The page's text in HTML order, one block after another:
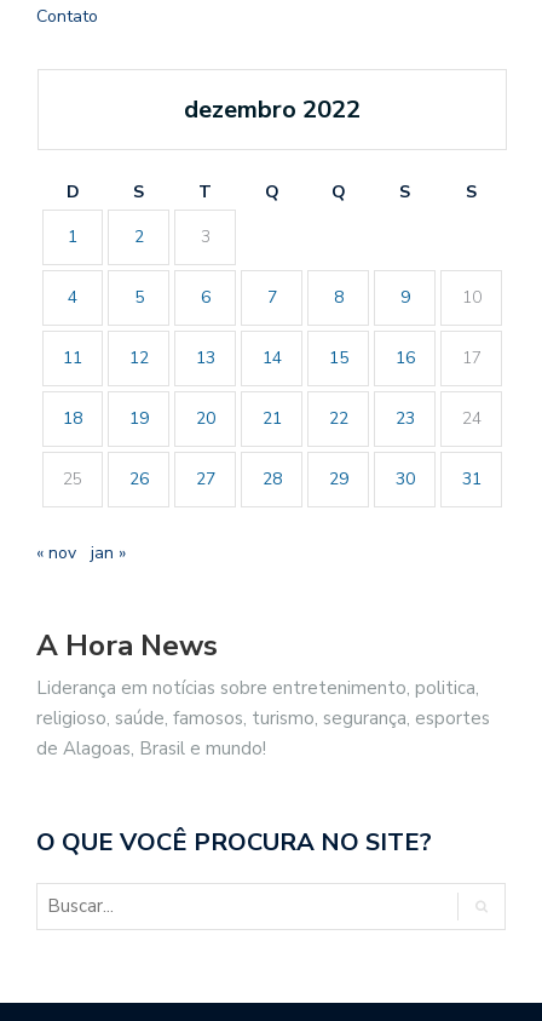
Contato
dezembro 2022
D S T Q Q S
S
1
2 3
4 5 6 7 8 9 10
11 12 13 14 15 16 17
18 19 20 21 22 23 24
25 26 27 28 29 30 31
« nov jan »
A Hora News
Liderança em notícias sobre entretenimento, politica,
religioso, saúde, famosos, turismo, segurança, esportes
de Alagoas, Brasil e mundo!
O QUE VOCÊ PROCURA NO SITE?